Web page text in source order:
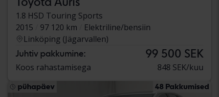
1.8 HSD Touring Sports
2015
97 120 km
Elektriline/bensiin
Linköping (Jägarvallen)
Juhtiv pakkumine: 99 500 SEK
Koos rahastamisega 848 SEK/kuu
pühapäev 48 Pakkumised